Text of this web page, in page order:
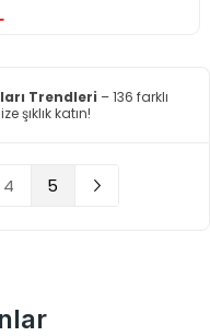
Trendleri – 136 farklı
şıklık katın!
4 5